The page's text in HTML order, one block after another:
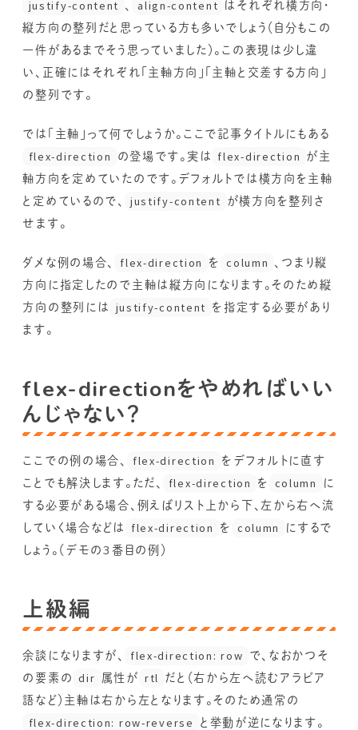
justify-content 、 align-content はそれぞれ横方向・
縦方向の整列だと思っている方も多いでしょう（自分もこの
一件があるまでそう思っていました）。この表現は少し違
い、正確にはそれぞれ「主軸方向」「主軸と交差する方向」
の整列です。
では「主軸」って何でしょうか。ここで記事タイトルにもある
flex-direction の登場です。実は flex-direction が主
軸方向を定めていたのです。デフォルトでは横方向を主軸
と定めているので、
justify-content が横方向を整列さ
せます。
ダメな例の場合、 flex-direction を column 、つまり縦
方向に指定したので主軸は縦方向になります。そのため縦
方向の整列には justify-content を指定する必要があり
ます。
flex-directionをやめればいい
んじゃない？
ここでの例の場合、 flex-direction
をデフォルトに直す
ことでも解決します。ただ、
flex-direction を column
に
する必要がある場合、例えばリスト上から下、左から右へ流
していく場合などは
flex-direction を column
にするで
しょう。（デモの3番目の例）
上級編
余談になりますが、 flex-direction: row で、なおかつそ
の要素の dir 属性が rtl だと（右から左へ読むアラビア
語など）主軸は右から左となります。そのため通常の
flex-direction: row-reverse と挙動が逆になります。